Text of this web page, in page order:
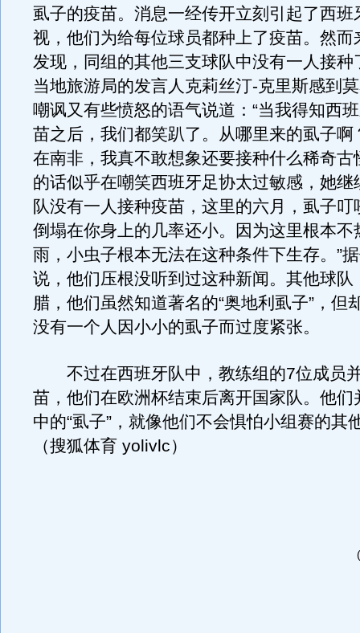
虱子的疫苗。消息一经传开立刻引起了西班
视，他们为给每位球员都种上了疫苗。然而
发现，同组的其他三支球队中没有一人接种
当地旅游局的发言人克莉丝汀-克里斯感到
嘲讽又有些愤怒的语气说道：“当我得知西
苗之后，我们都笑趴了。从哪里来的虱子啊
在南非，我真不敢想象还要接种什么稀奇古
的话似乎在嘲笑西班牙足协太过敏感，她继
队没有一人接种疫苗，这里的六月，虱子叮
倒塌在你身上的几率还小。因为这里根本不
雨，小虫子根本无法在这种条件下生存。”
说，他们压根没听到过这种新闻。其他球队
腊，他们虽然知道著名的“奥地利虱子”，但
没有一个人因小小的虱子而过度紧张。
不过在西班牙队中，教练组的7位成员
苗，他们在欧洲杯结束后离开国家队。他们
中的“虱子”，就像他们不会惧怕小组赛的其
（搜狐体育 yolivlc）